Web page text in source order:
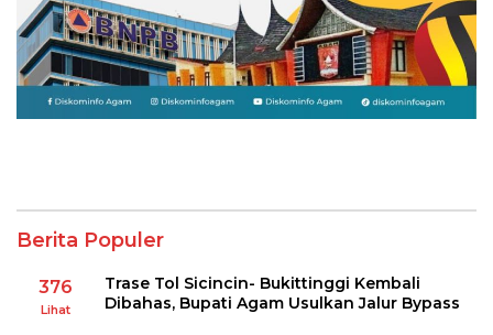
Berita Populer
376
Lihat
Trase Tol Sicincin- Bukittinggi Kembali
Dibahas, Bupati Agam Usulkan Jalur Bypass